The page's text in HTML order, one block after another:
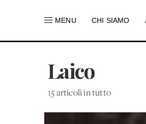
MENU CHI SIAMO
Laico
15 articoli in tutto